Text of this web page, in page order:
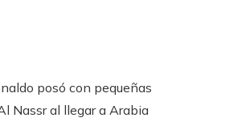
posó con pequeñas
Nassr al llegar a Arabia